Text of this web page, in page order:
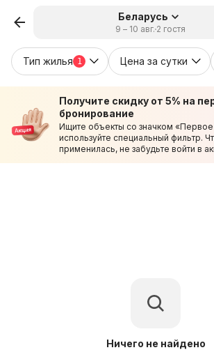
Беларусь
9 – 10 авг.2 гостя
Тип жилья 1 Цена за сутки
Получите скидку от 5% на
бронирование
Ищите объекты со значком
используйте специальный фильтр.
применилась, не забудьте войти в
Ничего не найдено